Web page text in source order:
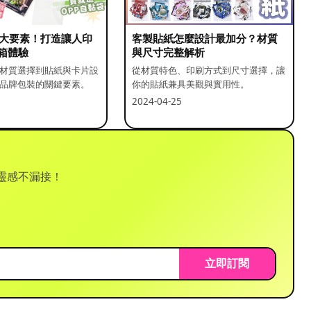
要素！打造讓人印
體驗
質選擇到貼紙與卡片設
牌包裝的關鍵要素。
客製貼紙怎麼設計最加分？材質
與尺寸完整解析
從材質特色、印刷方式到尺寸選擇，讓
你的貼紙兼具美觀與實用性。
2024-04-25
不漏接！
立即訂閱